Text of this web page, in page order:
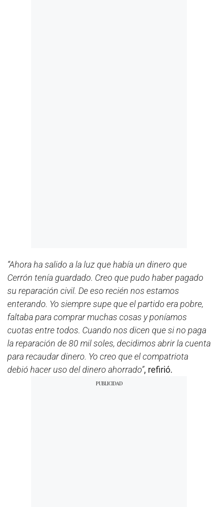
“Ahora ha salido a la luz que había un dinero que
Cerrón tenía guardado. Creo que pudo haber pagado
su reparación civil. De eso recién nos estamos
enterando. Yo siempre supe que el partido era pobre,
faltaba para comprar muchas cosas y poníamos
cuotas entre todos. Cuando nos dicen que si no paga
la reparación de 80 mil soles, decidimos abrir la cuenta
para recaudar dinero. Yo creo que el compatriota
debió hacer uso del dinero ahorrado”, refirió.